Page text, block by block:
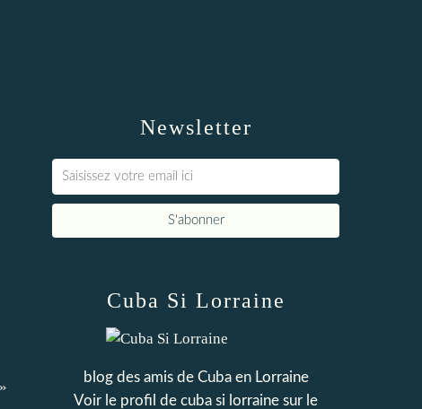
Newsletter
Cuba Si Lorraine
blog des amis de Cuba en Lorraine
Voir le profil de cuba si lorraine sur le